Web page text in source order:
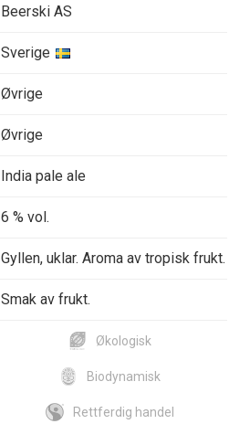
Beerski AS
Sverige
Øvrige
Øvrige
India pale ale
6 % vol.
Gyllen, uklar. Aroma av tropisk frukt.
Smak av frukt.
Økologisk
Biodynamisk
Rettferdig handel